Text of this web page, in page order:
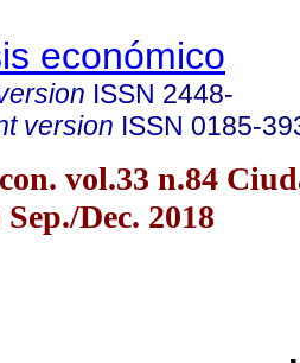
económico
ISSN 2448-
version ISSN 0185-
vol.33 n.84
Dec. 2018